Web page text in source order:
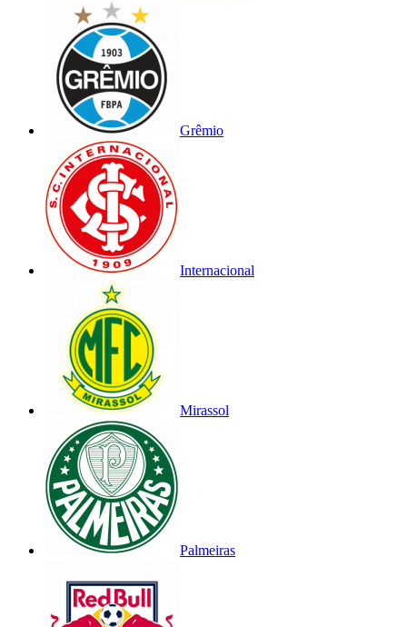
Grêmio
Internacional
Mirassol
Palmeiras